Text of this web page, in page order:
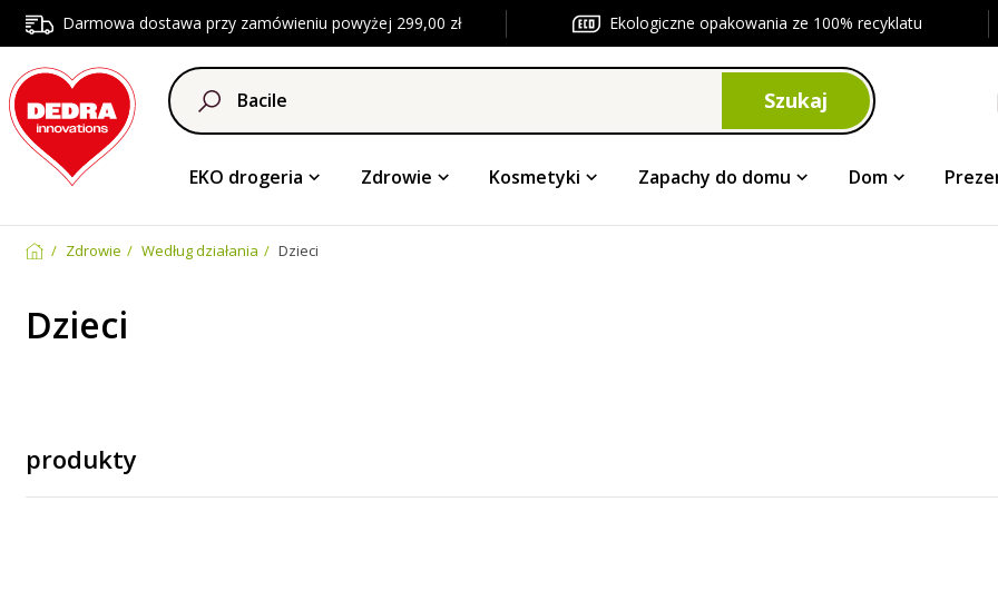
Darmowa dostawa przy zamówieniu powyżej 299,00 zł Ekologiczne opakowania ze 100% recyklatu
Szukaj
EKO drogeria Zdrowie Kosmetyki Zapachy do domu Dom
Zdrowie Według działania Dzieci
Dzieci
produkty